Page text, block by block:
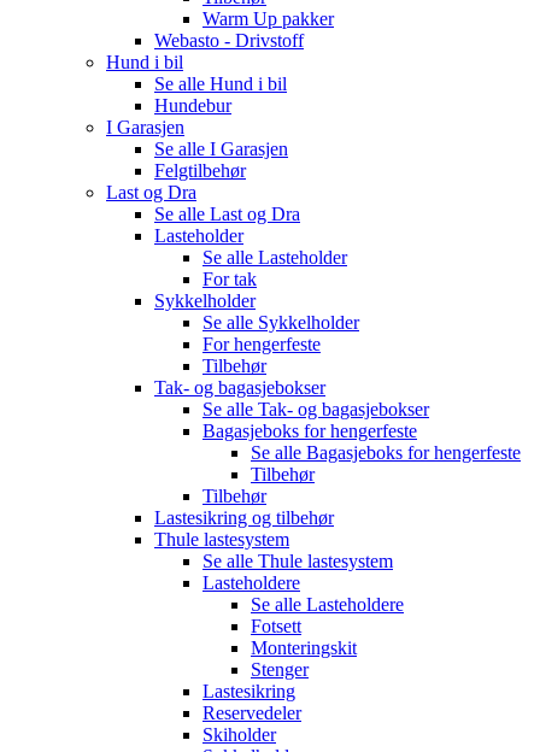
Warm Up pakker
Webasto - Drivstoff
Hund i bil
Se alle Hund i bil
Hundebur
I Garasjen
Se alle I Garasjen
Felgtilbehør
Last og Dra
Se alle Last og Dra
Lasteholder
Se alle Lasteholder
For tak
Sykkelholder
Se alle Sykkelholder
For hengerfeste
Tilbehør
Tak- og bagasjebokser
Se alle Tak- og bagasjebokser
Bagasjeboks for hengerfeste
Se alle Bagasjeboks for hengerfeste
Tilbehør
Tilbehør
Lastesikring og tilbehør
Thule lastesystem
Se alle Thule lastesystem
Lasteholdere
Se alle Lasteholdere
Fotsett
Monteringskit
Stenger
Lastesikring
Reservedeler
Skiholder